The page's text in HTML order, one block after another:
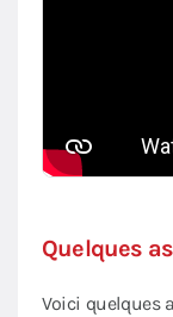
Quelques
Voici quelques